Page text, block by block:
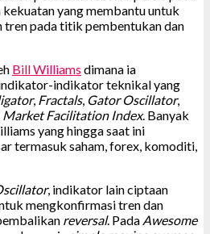
yang membantu untuk
pada titik pembentukan dan
Bill Williams dimana ia
indikator teknikal yang
, Fractals, Gator Oscillator,
Market Facilitation Index. Banyak
yang hingga saat ini
termasuk saham, forex, komoditi,
, indikator lain ciptaan
mengkonfirmasi tren dan
reversal. Pada Awesome